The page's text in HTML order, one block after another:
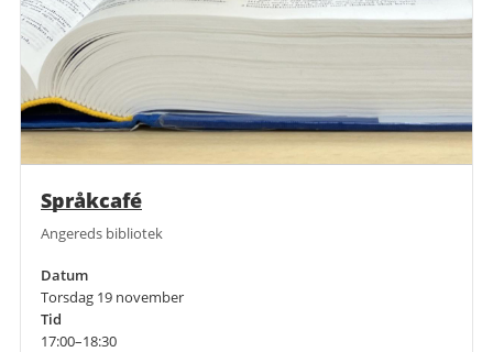
Språkcafé
Angereds bibliotek
Datum
Torsdag 19 november
Tid
17:00–18:30